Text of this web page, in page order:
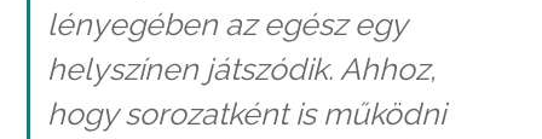
lényegében az egész egy
helyszínen játszódik. Ahhoz,
hogy sorozatként is működni